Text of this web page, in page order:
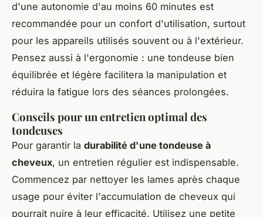
d'une autonomie d'au moins 60 minutes est
recommandée pour un confort d'utilisation, surtout
pour les appareils utilisés souvent ou à l'extérieur.
Pensez aussi à l'ergonomie : une tondeuse bien
équilibrée et légère facilitera la manipulation et
réduira la fatigue lors des séances prolongées.
Conseils pour un entretien optimal des
tondeuses
Pour garantir la durabilité d'une tondeuse à
cheveux, un entretien régulier est indispensable.
Commencez par nettoyer les lames après chaque
usage pour éviter l'accumulation de cheveux qui
pourrait nuire à leur efficacité. Utilisez une petite